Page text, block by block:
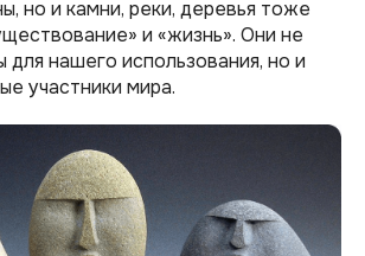
но и камни, реки, деревья тоже
и «жизнь». Они не
для нашего использования, но и
участники мира.